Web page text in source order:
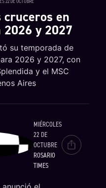
cruceros en
y 2027
su temporada de
2026 y 2027, con
y el MSC
Aires
MIÉRCOLES
22 DE
OCTUBRE
ROSARIO
TIMES